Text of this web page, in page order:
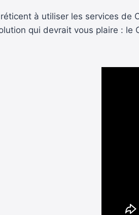
à utiliser les services de
qui devrait vous plaire :